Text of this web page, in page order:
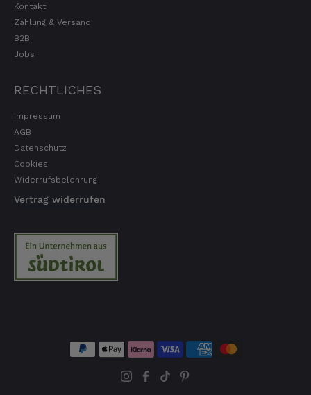
Kontakt
Zahlung & Versand
B2B
Jobs
RECHTLICHES
Impressum
AGB
Datenschutz
Cookies
Widerrufsbelehrung
Vertrag widerrufen